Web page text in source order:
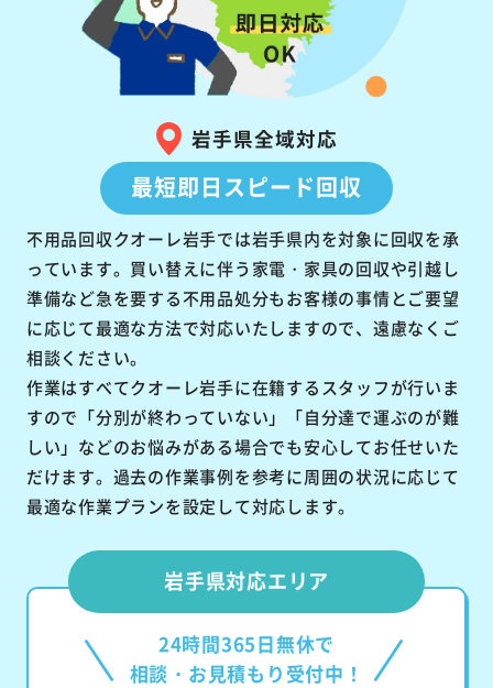
岩手県全域対応
最短即日スピード回収
不用品回収クオーレ岩手では岩手県内を対象に回収を承
っています。買い替えに伴う家電・家具の回収や引越し
準備など急を要する不用品処分もお客様の事情とご要望
に応じて最適な方法で対応いたしますので、遠慮なくご
相談ください。
作業はすべてクオーレ岩手に在籍するスタッフが行いま
すので「分別が終わっていない」「自分達で運ぶのが難
しい」などのお悩みがある場合でも安心してお任せいた
だけます。過去の作業事例を参考に周囲の状況に応じて
最適な作業プランを設定して対応します。
岩手県対応エリア
24時間365日無休で
相談・お見積もり受付中！